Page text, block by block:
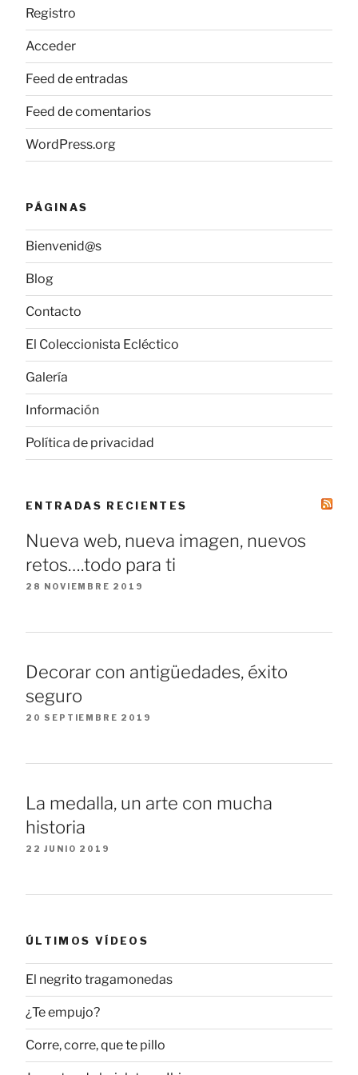
Registro
Acceder
Feed de entradas
Feed de comentarios
WordPress.org
PÁGINAS
Bienvenid@s
Blog
Contacto
El Coleccionista Ecléctico
Galería
Información
Política de privacidad
ENTRADAS RECIENTES
Nueva web, nueva imagen, nuevos
retos….todo para ti
28 NOVIEMBRE 2019
Decorar con antigüedades, éxito
seguro
20 SEPTIEMBRE 2019
La medalla, un arte con mucha
historia
22 JUNIO 2019
ÚLTIMOS VÍDEOS
El negrito tragamonedas
¿Te empujo?
Corre, corre, que te pillo